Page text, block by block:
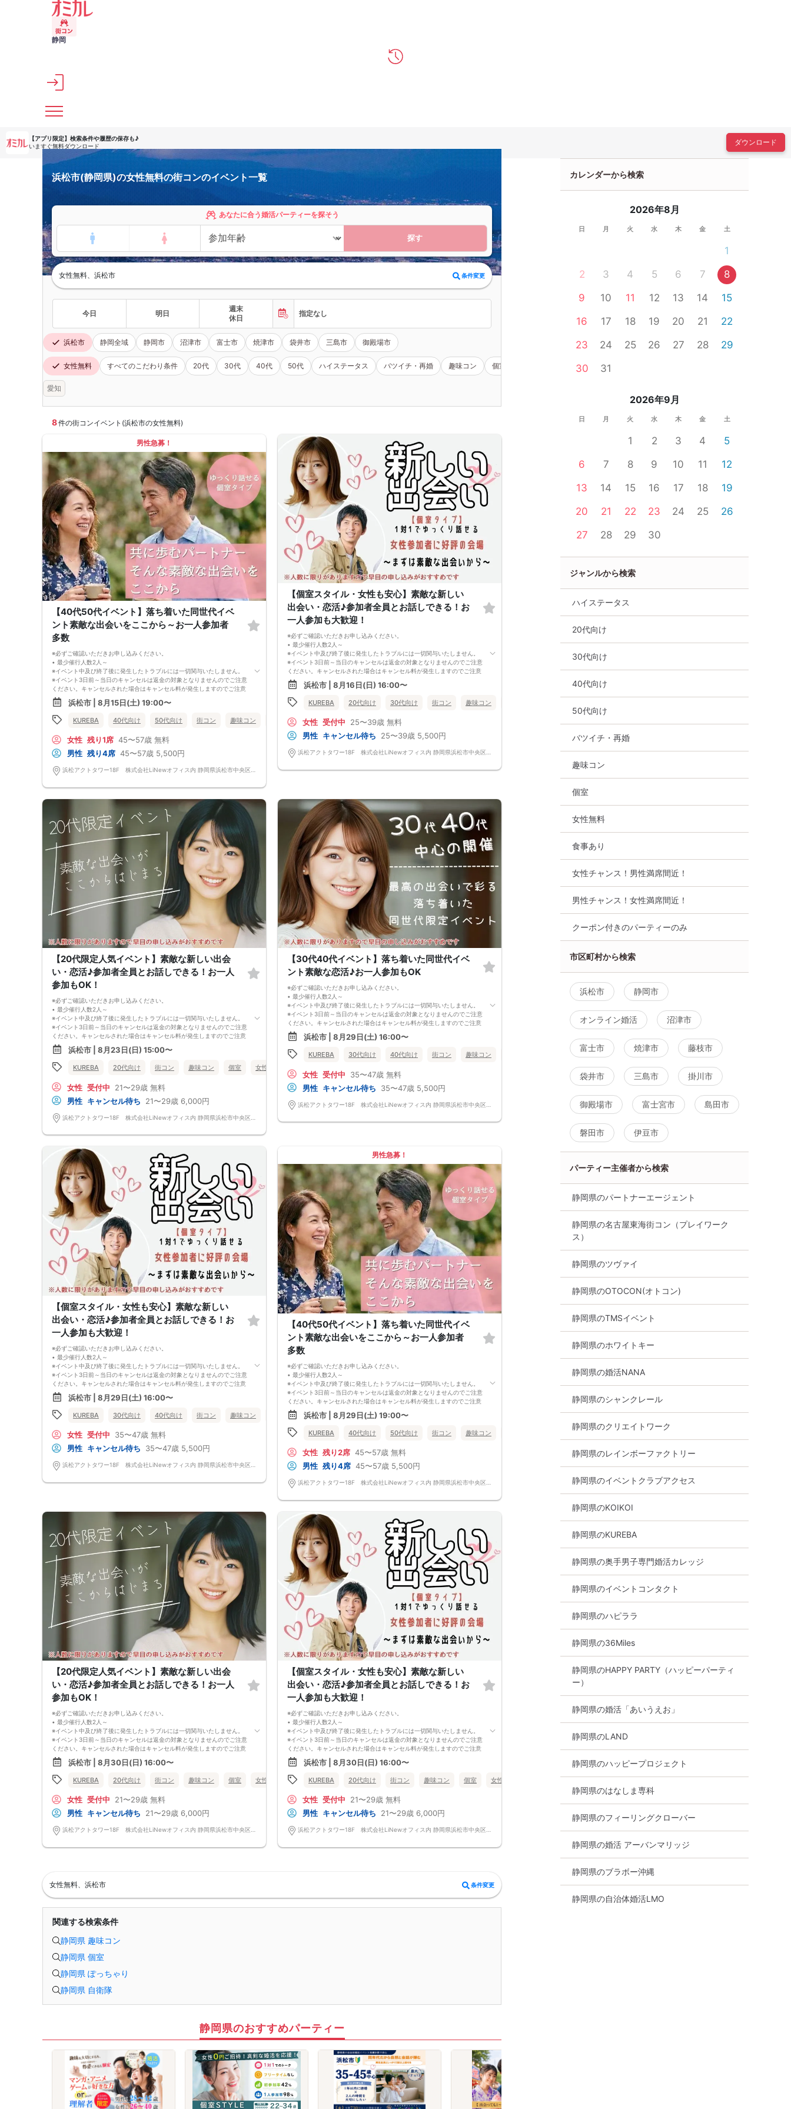
メインコンテンツへスキップ
静岡
【アプリ限定】 検索条件や履歴の保存も♪
いますぐ無料ダウンロード
ダウンロード
浜松市(静岡県)の女性無料の街コンのイベント一覧
あなたに合う婚活パーティーを探そう
探す
女性無料、浜松市 条件変更
今日 明日
週末
休日
指定なし
浜松市 静岡全域 静岡市 沼津市 富士市 焼津市 袋井市 三島市 御殿場市
女性無料 すべてのこだわり条件 20代 30代 40代 50代 ハイステータス バツイチ・再婚 趣味コン 個室
愛知
8件の街コンイベント(浜松市の女性無料)
男性急募！
【40代50代イベント】落ち着いた同世代イベ
ント素敵な出会いをここから～お一人参加者
多数
※必ずご確認いただきお申し込みください。
• 最少催行人数2人～
※イベント中及び終了後に発生したトラブルには一切関与いたしません。
※イベント3日前～当日のキャンセルは返金の対象となりませんのでご注意
ください。キャンセルされた場合はキャンセル料が発生しますのでご注意
下さい。
（男女問わず、参加費が無料の場合でもイベント3日前～当日のキャンセ
ルはキャンセル料が発生しますのでご注意下さい。金額はイベントによっ
て異なります。）
お申し込みください。
※キャンセル料の請求は弊社請求書にて行いますので期限内のお支払いを
お願い致します。
• 中止判断タイミング
※イベント当日の参加キャンセル及び無断キャンセルにより、男女比が大
※本イベントは当日天候不良の場合、開催を中止する可能性がございま
中止の場合は受付開始の3日前～2時間前までにご案内いたしますので、必
ずご確認をお願いいたします。
※イベント中止に伴うユーザーへの交通費、宿泊費、通信費等の返金は行
っておりません。
浜松市 | 8月15日(土) 19:00〜
KUREBA 40代向け 50代向け 街コン 趣味コン 女性無料 静岡県 浜松市
女性 残り1席 45〜57歳 無料
男性 残り4席 45〜57歳 5,500円
浜松アクトタワー18F 株式会社LiNewオフィス内 静岡県浜松市中央区板屋町111-2 浜松アクトタワー18F
【個室スタイル・女性も安心】素敵な新しい
出会い・恋活♪参加者全員とお話しできる！お
一人参加も大歓迎！
※必ずご確認いただきお申し込みください。
• 最少催行人数2人～
※イベント中及び終了後に発生したトラブルには一切関与いたしません。
※イベント3日前～当日のキャンセルは返金の対象となりませんのでご注意
ください。キャンセルされた場合はキャンセル料が発生しますのでご注意
下さい。
（男女問わず、参加費が無料の場合でもイベント3日前～当日のキャンセ
ルはキャンセル料が発生しますのでご注意下さい。金額はイベントによっ
て異なります。）
お申し込みください。
※キャンセル料の請求は弊社請求書にて行いますので期限内のお支払いを
お願い致します。
• 中止判断タイミング
※イベント当日の参加キャンセル及び無断キャンセルにより、男女比が大
中止の場合は受付開始の3日前～2時間前までにご案内いたしますので、必
ずご確認をお願いいたします。
※イベント中止に伴うユーザーへの交通費、宿泊費、通信費等の返金は行
っておりません。
浜松市 | 8月16日(日) 16:00〜
KUREBA 20代向け 30代向け 街コン 趣味コン
女性 受付中 25〜39歳 無料
男性 キャンセル待ち 25〜39歳 5,500円
浜松アクトタワー18F 株式会社LiNewオフィス内 静岡県浜松市中央区板屋町111-2 浜松アクトタワー18F
【20代限定人気イベント】素敵な新しい出会
い・恋活♪参加者全員とお話しできる！お一人
参加もOK！
※必ずご確認いただきお申し込みください。
• 最少催行人数2人～
※イベント中及び終了後に発生したトラブルには一切関与いたしません。
※イベント3日前～当日のキャンセルは返金の対象となりませんのでご注意
ください。キャンセルされた場合はキャンセル料が発生しますのでご注意
下さい。
（男女問わず、参加費が無料の場合でもイベント3日前～当日のキャンセ
ルはキャンセル料が発生しますのでご注意下さい。金額はイベントによっ
て異なります。）
お申し込みください。
※キャンセル料の請求は弊社請求書にて行いますので期限内のお支払いを
お願い致します。
• 中止判断タイミング
※イベント当日の参加キャンセル及び無断キャンセルにより、男女比が大
※本イベントは当日天候不良の場合、開催を中止する可能性がございま
す。
中止の場合は受付開始の3日前～2時間前までにご案内いたしますので、必
ずご確認をお願いいたします。
※イベント中止に伴うユーザーへの交通費、宿泊費、通信費等の返金は行
っておりません。
浜松市 | 8月23日(日) 15:00〜
KUREBA 20代向け 街コン 趣味コン 個室 女性無料
女性 受付中 21〜29歳 無料
男性 キャンセル待ち 21〜29歳 6,000円
【30代40代イベント】落ち着いた同世代イベ
ント素敵な恋活♪お一人参加もOK
※必ずご確認いただきお申し込みください。
• 最少催行人数2人～
※イベント中及び終了後に発生したトラブルには一切関与いたしません。
※イベント3日前～当日のキャンセルは返金の対象となりませんのでご注意
ください。キャンセルされた場合はキャンセル料が発生しますのでご注意
下さい。
（男女問わず、参加費が無料の場合でもイベント3日前～当日のキャンセ
ルはキャンセル料が発生しますのでご注意下さい。金額はイベントによっ
て異なります。）
お申し込みください。
※キャンセル料の請求は弊社請求書にて行いますので期限内のお支払いを
お願い致します。
• 中止判断タイミング
※イベント当日の参加キャンセル及び無断キャンセルにより、男女比が大
中止の場合は受付開始の3日前～2時間前までにご案内いたしますので、必
ずご確認をお願いいたします。
※イベント中止に伴うユーザーへの交通費、宿泊費、通信費等の返金は行
っておりません。
浜松市 | 8月29日(土) 16:00〜
KUREBA 30代向け 40代向け 街コン 趣味コン 静岡県 浜松市
女性 受付中 35〜47歳 無料
男性 キャンセル待ち 35〜47歳 5,500円
【個室スタイル・女性も安心】素敵な新しい
出会い・恋活♪参加者全員とお話しできる！お
一人参加も大歓迎！
※必ずご確認いただきお申し込みください。
• 最少催行人数2人～
※イベント中及び終了後に発生したトラブルには一切関与いたしません。
※イベント3日前～当日のキャンセルは返金の対象となりませんのでご注意
ください。キャンセルされた場合はキャンセル料が発生しますのでご注意
下さい。
（男女問わず、参加費が無料の場合でもイベント3日前～当日のキャンセ
ルはキャンセル料が発生しますのでご注意下さい。金額はイベントによっ
て異なります。）
お申し込みください。
※キャンセル料の請求は弊社請求書にて行いますので期限内のお支払いを
お願い致します。
• 中止判断タイミング
※イベント当日の参加キャンセル及び無断キャンセルにより、男女比が大
中止の場合は受付開始の3日前～2時間前までにご案内いたしますので、必
※イベント中止に伴うユーザーへの交通費、宿泊費、通信費等の返金は行
っておりません。
浜松市 | 8月29日(土) 16:00〜
KUREBA 30代向け 40代向け 街コン 趣味コン 女性無料 静岡県 浜松市
女性 受付中 35〜47歳 無料
男性 キャンセル待ち 35〜47歳 5,500円
男性急募！
【40代50代イベント】落ち着いた同世代イベ
ント素敵な出会いをここから～お一人参加者
多数
※必ずご確認いただきお申し込みください。
• 最少催行人数2人～
※イベント中及び終了後に発生したトラブルには一切関与いたしません。
※イベント3日前～当日のキャンセルは返金の対象となりませんのでご注意
ください。キャンセルされた場合はキャンセル料が発生しますのでご注意
下さい。
（男女問わず、参加費が無料の場合でもイベント3日前～当日のキャンセ
ルはキャンセル料が発生しますのでご注意下さい。金額はイベントによっ
て異なります。）
お申し込みください。
※キャンセル料の請求は弊社請求書にて行いますので期限内のお支払いを
お願い致します。
• 中止判断タイミング
※イベント当日の参加キャンセル及び無断キャンセルにより、男女比が大
※本イベントは当日天候不良の場合、開催を中止する可能性がございま
す。
中止の場合は受付開始の3日前～2時間前までにご案内いたしますので、必
ずご確認をお願いいたします。
※イベント中止に伴うユーザーへの交通費、宿泊費、通信費等の返金は行
っておりません。
浜松市 | 8月29日(土) 19:00〜
KUREBA 40代向け 50代向け 街コン 趣味コン 静岡県 浜松市
女性 残り2席 45〜57歳 無料
男性 残り4席 45〜57歳 5,500円
【20代限定人気イベント】素敵な新しい出会
い・恋活♪参加者全員とお話しできる！お一人
参加もOK！
※必ずご確認いただきお申し込みください。
• 最少催行人数2人～
※イベント中及び終了後に発生したトラブルには一切関与いたしません。
※イベント3日前～当日のキャンセルは返金の対象となりませんのでご注意
ください。キャンセルされた場合はキャンセル料が発生しますのでご注意
下さい。
（男女問わず、参加費が無料の場合でもイベント3日前～当日のキャンセ
ルはキャンセル料が発生しますのでご注意下さい。金額はイベントによっ
て異なります。）
お申し込みください。
※キャンセル料の請求は弊社請求書にて行いますので期限内のお支払いを
お願い致します。
• 中止判断タイミング
※イベント当日の参加キャンセル及び無断キャンセルにより、男女比が大
中止の場合は受付開始の3日前～2時間前までにご案内いたしますので、必
ずご確認をお願いいたします。
※イベント中止に伴うユーザーへの交通費、宿泊費、通信費等の返金は行
っておりません。
浜松市 | 8月30日(日) 16:00〜
KUREBA 20代向け 街コン 趣味コン 個室 女性無料 静岡県 浜松市
女性 受付中 21〜29歳 無料
男性 キャンセル待ち 21〜29歳 6,000円
浜松アクトタワー18F 株式会社LiNewオフィス内 静岡県浜松市中央区板屋町111-2 浜松アクトタワー18F
【個室スタイル・女性も安心】素敵な新しい
出会い・恋活♪参加者全員とお話しできる！お
一人参加も大歓迎！
※必ずご確認いただきお申し込みください。
• 最少催行人数2人～
※イベント中及び終了後に発生したトラブルには一切関与いたしません。
※イベント3日前～当日のキャンセルは返金の対象となりませんのでご注意
ください。キャンセルされた場合はキャンセル料が発生しますのでご注意
下さい。
（男女問わず、参加費が無料の場合でもイベント3日前～当日のキャンセ
ルはキャンセル料が発生しますのでご注意下さい。金額はイベントによっ
て異なります。）
お申し込みください。
※キャンセル料の請求は弊社請求書にて行いますので期限内のお支払いを
お願い致します。
• 中止判断タイミング
※イベント当日の参加キャンセル及び無断キャンセルにより、男女比が大
中止の場合は受付開始の3日前～2時間前までにご案内いたしますので、必
※イベント中止に伴うユーザーへの交通費、宿泊費、通信費等の返金は行
っておりません。
浜松市 | 8月30日(日) 16:00〜
KUREBA 20代向け 街コン 趣味コン 個室 女性無料
女性 受付中 21〜29歳 無料
男性 キャンセル待ち 21〜29歳 6,000円
浜松アクトタワー18F 株式会社LiNewオフィス内 静岡県浜松市中央区板屋町111-2 浜松アクトタワー18F
女性無料、浜松市 条件変更
関連する検索条件
静岡県 趣味コン
静岡県 個室
静岡県 ぽっちゃり
静岡県 自衛隊
静岡県のおすすめパーティー
カレンダーから検索
2026年8月
日 月 火 水 木 金 土
1
2
3 4 5 6 7
8
9
10 11 12 13 14
15
16
17 18 19 20 21
22
23
24 25 26 27 28
29
30
31
2026年9月
日 月 火 水 木 金 土
1 2 3 4
5
6
7 8 9 10 11
12
13
14 15 16 17 18
19
20
21 22 23 24 25
26
27
28 29 30
ジャンルから検索
ハイステータス
20代向け
30代向け
40代向け
50代向け
バツイチ・再婚
趣味コン
個室
女性無料
食事あり
女性チャンス！男性満席間近！
男性チャンス！女性満席間近！
クーポン付きのパーティーのみ
市区町村から検索
浜松市 静岡市
オンライン婚活 沼津市
富士市 焼津市 藤枝市
袋井市 三島市 掛川市
御殿場市 富士宮市 島田市
磐田市 伊豆市
パーティー主催者から検索
静岡県のパートナーエージェント
静岡県の名古屋東海街コン（プレイワーク
ス）
静岡県のツヴァイ
静岡県のOTOCON(オトコン)
静岡県のTMSイベント
静岡県のホワイトキー
静岡県の婚活NANA
静岡県のシャンクレール
静岡県のクリエイトワーク
静岡県のレインボーファクトリー
静岡県のイベントクラブアクセス
静岡県のKOIKOI
静岡県のKUREBA
静岡県の奥手男子専門婚活カレッジ
静岡県のイベントコンタクト
静岡県のハピララ
静岡県の36Miles
静岡県のHAPPY PARTY（ハッピーパーティ
ー）
静岡県の婚活「あいうえお」
静岡県のLAND
静岡県のハッピープロジェクト
静岡県のはなしま専科
静岡県のフィーリングクローバー
静岡県の婚活 アーバンマリッジ
静岡県のブラボー沖縄
静岡県の自治体婚活LMO